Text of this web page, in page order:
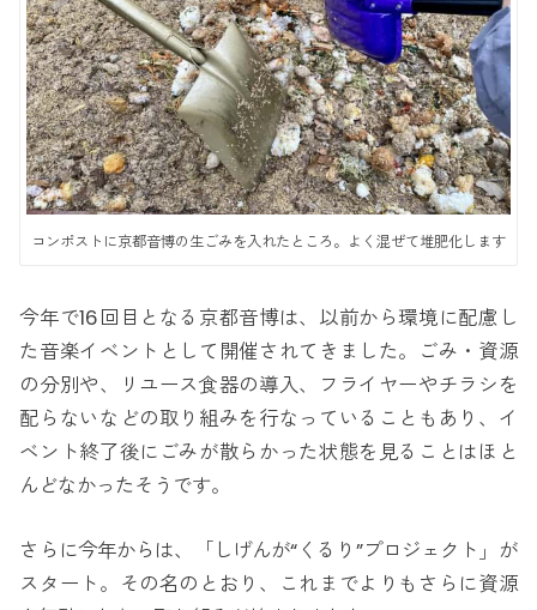
コンポストに京都音博の生ごみを入れたところ。よく混ぜて堆肥化します
今年で16回目となる京都音博は、以前から環境に配慮し
た音楽イベントとして開催されてきました。ごみ・資源
の分別や、リユース食器の導入、フライヤーやチラシを
配らないなどの取り組みを行なっていることもあり、イ
ベント終了後にごみが散らかった状態を見ることはほと
んどなかったそうです。
さらに今年からは、「しげんが“くるり”プロジェクト」が
スタート。その名のとおり、これまでよりもさらに資源